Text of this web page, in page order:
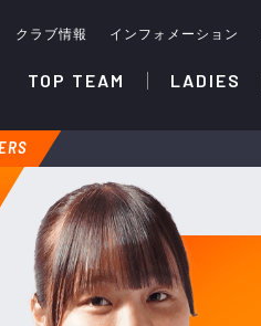
クラブ情報 インフォメーション
TOP TEAM LADIES